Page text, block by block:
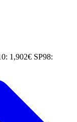
1,902€ SP98: